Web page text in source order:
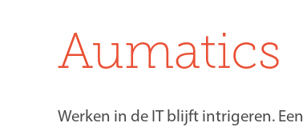
Aumatics
Werken in de IT blijft intrigeren.